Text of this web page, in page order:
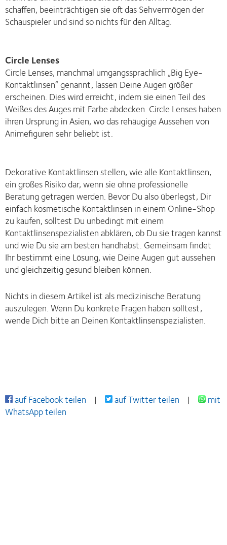
schaffen, beeinträchtigen sie oft das Sehvermögen der
Schauspieler und sind so nichts für den Alltag.
Circle Lenses
Circle Lenses, manchmal umgangssprachlich „Big Eye-
Kontaktlinsen“ genannt, lassen Deine Augen größer
erscheinen. Dies wird erreicht, indem sie einen Teil des
Weißes des Auges mit Farbe abdecken. Circle Lenses haben
ihren Ursprung in Asien, wo das rehäugige Aussehen von
Animefiguren sehr beliebt ist.
Dekorative Kontaktlinsen stellen, wie alle Kontaktlinsen,
ein großes Risiko dar, wenn sie ohne professionelle
Beratung getragen werden. Bevor Du also überlegst, Dir
einfach kosmetische Kontaktlinsen in einem Online-Shop
zu kaufen, solltest Du unbedingt mit einem
Kontaktlinsenspezialisten abklären, ob Du sie tragen kannst
und wie Du sie am besten handhabst. Gemeinsam findet
Ihr bestimmt eine Lösung, wie Deine Augen gut aussehen
und gleichzeitig gesund bleiben können.
Nichts in diesem Artikel ist als medizinische Beratung
auszulegen. Wenn Du konkrete Fragen haben solltest,
wende Dich bitte an Deinen Kontaktlinsenspezialisten.
auf Facebook teilen | auf Twitter teilen |
mit
WhatsApp teilen